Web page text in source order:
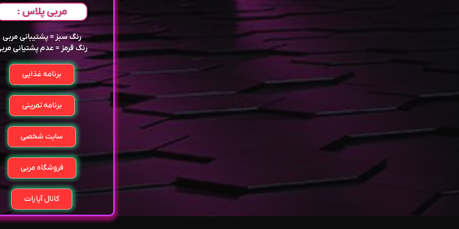
مربی پلاس :
رنگ سبز = پشتیبانی مربی
رنگ قرمز = عدم پشتیانی
برنامه غذایی
برنامه تمرینی
سایت شخصی
فروشگاه مربی
کانال آپارات